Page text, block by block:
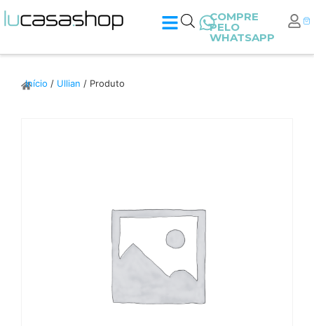
COMPRE
PELO
WHATSAPP
Início / Ullian / Produto